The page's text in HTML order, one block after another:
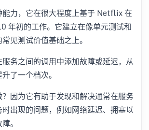
能力，它在很大程度上基于 Netflix 在
年初的工作。它建立在像单元测试和
见测试价值基础之上。
务之间的调用中添加故障或延迟，从
了一个档次。
因为它有助于发现和解决通常在服务
出现的问题，例如网络延迟、拥塞以
。